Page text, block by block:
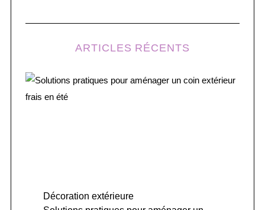
ARTICLES RÉCENTS
Décoration extérieure